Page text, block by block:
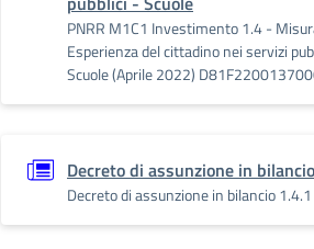
PNRR M1C1 Investimento 1.4 -
Esperienza del cittadino nei servizi
Scuole (Aprile 2022)
Decreto di assunzione in
Decreto di assunzione in bilancio 1.4.1